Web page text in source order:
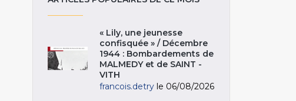
« Lily, une jeunesse
confisquée » / Décembre
1944 : Bombardements de
MALMEDY et de SAINT -
VITH
francois.detry le 06/08/2026